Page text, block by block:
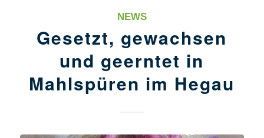
NEWS
Gesetzt, gewachsen
und geerntet in
Mahlspüren im Hegau